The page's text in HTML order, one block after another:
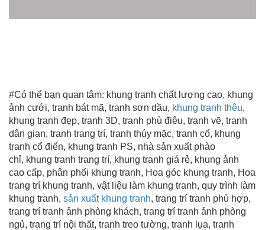
#Có thể bạn quan tâm: khung tranh chất lượng cao, khung
ảnh cưới, tranh bát mã, tranh sơn dầu, khung tranh thêu,
khung tranh đẹp, tranh 3D, tranh phù điêu, tranh vẽ, tranh
dân gian, tranh trang trí, tranh thúy mặc, tranh cổ, khung
tranh cổ điển, khung tranh PS, nhà sản xuất phào
chỉ, khung tranh trang trí, khung tranh giá rẻ, khung ảnh
cao cấp, phân phối khung tranh, Hoa góc khung tranh, Hoa
trang trí khung tranh, vật liệu làm khung tranh, quy trình làm
khung tranh, sản xuất khung tranh, trang trí tranh phù hợp,
trang trí tranh ảnh phòng khách, trang trí tranh ảnh phòng
ngủ, trang trí nội thất, tranh treo tường, tranh lụa, tranh